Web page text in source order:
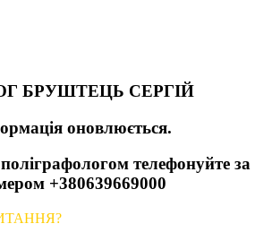
БРУШТЕЦЬ СЕРГІЙ
оновлюється.
телефонуйте за
+380639669000